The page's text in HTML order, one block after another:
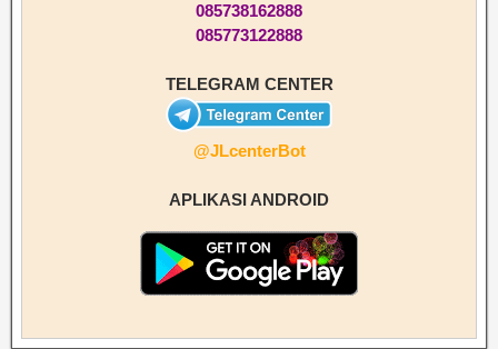
085738162888
085773122888
TELEGRAM CENTER
@JLcenterBot
APLIKASI ANDROID